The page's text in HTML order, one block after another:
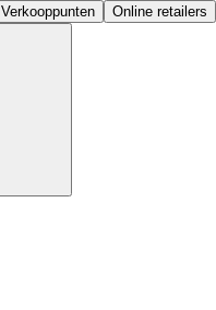
Verkooppunten Online retailers